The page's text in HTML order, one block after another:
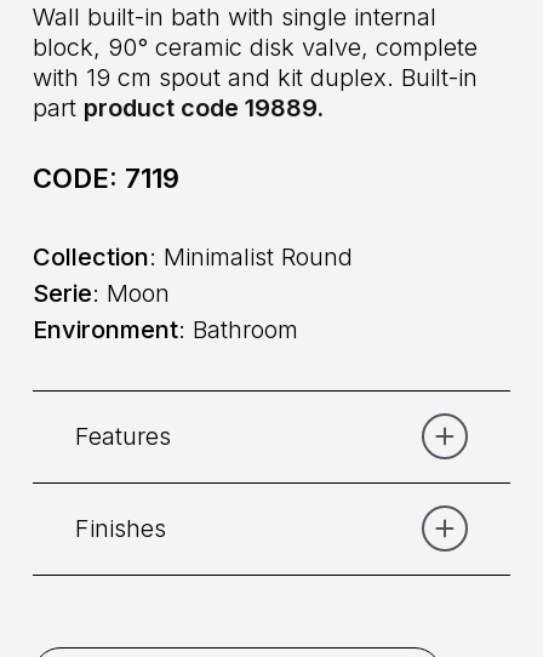
Wall built-in bath with single internal
block, 90° ceramic disk valve, complete
with 19 cm spout and kit duplex. Built-in
part product code 19889.
CODE: 7119
Collection: Minimalist Round
Serie: Moon
Environment: Bathroom
Features
Finishes
Chrome
Gold